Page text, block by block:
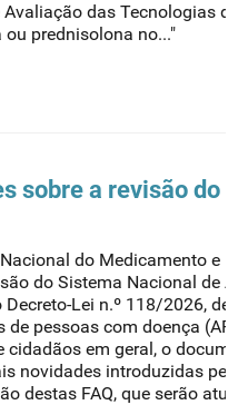
das Tecnologias de
prednisolona no..."
sobre a revisão do
do Medicamento e
do Sistema Nacional de
Lei n.º 118/2026, de
de pessoas com doença
cidadãos em geral, o
novidades introduzidas
destas FAQ, que serão